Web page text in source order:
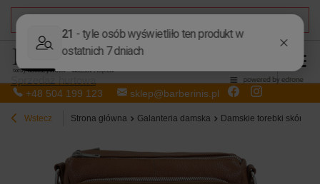
+48 504 199 123 sklep@barberinis.pl
Wstecz Strona główna Galanteria damska Damskie torebki